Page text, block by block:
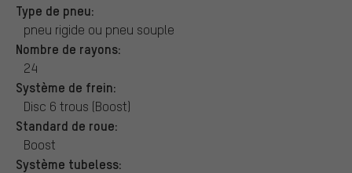
Type de pneu:
pneu rigide ou pneu souple
Nombre de rayons:
24
Système de frein:
Disc 6 trous (Boost)
Standard de roue:
Boost
Système tubeless: